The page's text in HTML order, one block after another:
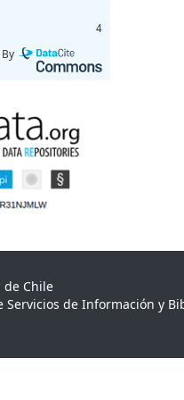
4
By
de Chile
Servicios de Información y